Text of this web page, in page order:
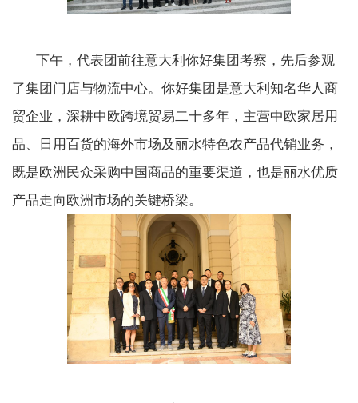
下午，代表团前往意大利你好集团考察，先后参观
了集团门店与物流中心。你好集团是意大利知名华人商
贸企业，深耕中欧跨境贸易二十多年，主营中欧家居用
品、日用百货的海外市场及丽水特色农产品代销业务，
既是欧洲民众采购中国商品的重要渠道，也是丽水优质
产品走向欧洲市场的关键桥梁。